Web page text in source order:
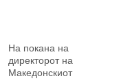
На покана на
директорот на
Македонскиот